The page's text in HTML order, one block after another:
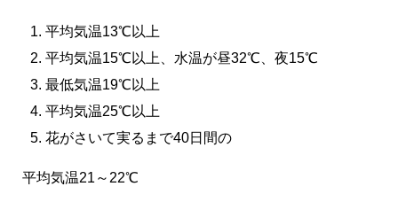
平均気温13℃以上
平均気温15℃以上、水温が昼32℃、夜15℃
最低気温19℃以上
平均気温25℃以上
花がさいて実るまで40日間の
平均気温21～22℃